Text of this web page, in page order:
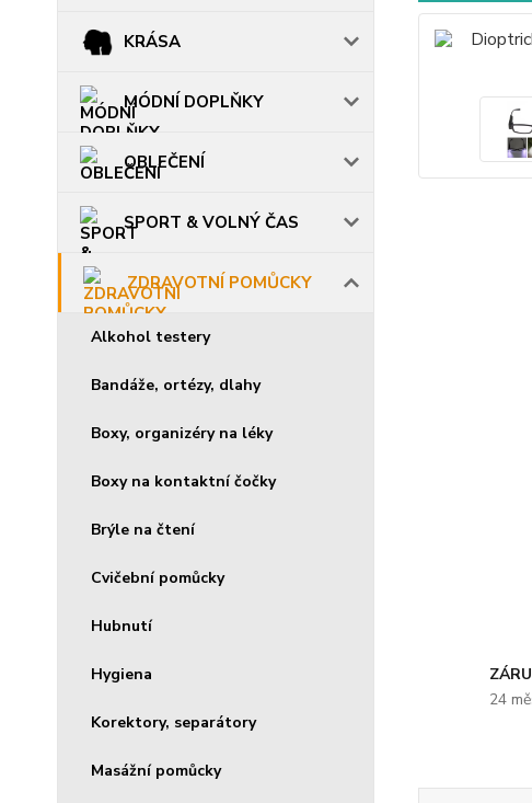
KRÁSA
MÓDNÍ DOPLŇKY
OBLEČENÍ
SPORT & VOLNÝ ČAS
ZDRAVOTNÍ POMŮCKY
Alkohol testery
Bandáže, ortézy, dlahy
Boxy, organizéry na léky
Boxy na kontaktní čočky
Brýle na čtení
Cvičební pomůcky
Hubnutí
Hygiena
Korektory, separátory
Masážní pomůcky
24